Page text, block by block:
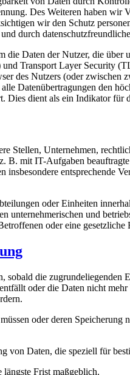
Des Weiteren haben
wir den Schutz
durch
Daten der Nutzer, die
Transport Layer Security
des Nutzers (oder
Datenübertragungen den
dient als ein Indikator für
Stellen, Unternehmen,
mit IT-Aufgaben
entsprechende
oder Einheiten
und
oder eine gesetzliche
sobald die
oder die Daten nicht
oder deren
Daten, die speziell für
Frist maßgeblich.